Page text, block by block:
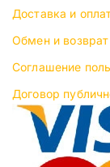
Доставка и
Обмен и возврат
Соглашение
Договор